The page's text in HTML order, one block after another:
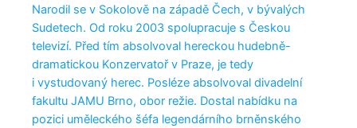
Narodil se v Sokolově na západě Čech, v bývalých
Sudetech. Od roku 2003 spolupracuje s Českou
televizí. Před tím absolvoval hereckou hudebně-
dramatickou Konzervatoř v Praze, je tedy
i vystudovaný herec. Posléze absolvoval divadelní
fakultu JAMU Brno, obor režie. Dostal nabídku na
pozici uměleckého šéfa legendárního brněnského